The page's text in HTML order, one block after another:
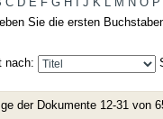
Sie die ersten
nach:
der Dokumente 12-31 von